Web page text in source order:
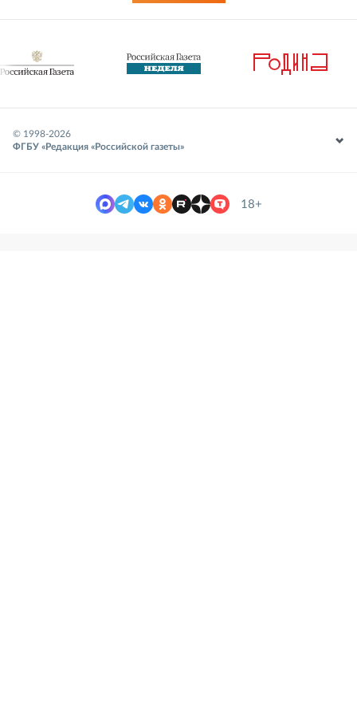
© 1998-2026
ФГБУ «Редакция «Российской газеты»
18+